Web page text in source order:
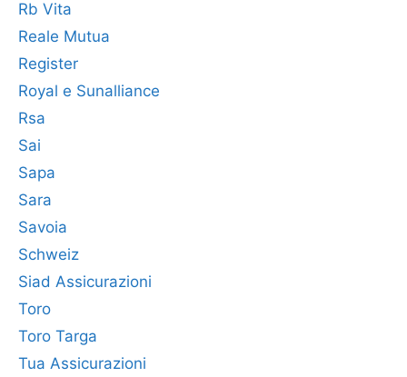
Rb Vita
Reale Mutua
Register
Royal e Sunalliance
Rsa
Sai
Sapa
Sara
Savoia
Schweiz
Siad Assicurazioni
Toro
Toro Targa
Tua Assicurazioni